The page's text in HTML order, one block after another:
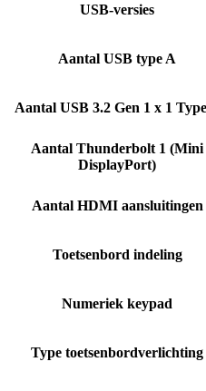
USB-versies
Aantal USB type A
Aantal USB 3.2 Gen 1 x 1
Aantal Thunderbolt 1 (Mini
DisplayPort)
Aantal HDMI aansluitingen
Toetsenbord indeling
Numeriek keypad
Type toetsenbordverlichting